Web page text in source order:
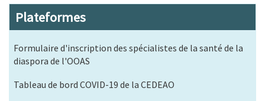
Plateformes
Formulaire d'inscription des spécialistes de la santé de la
diaspora de l'OOAS
Tableau de bord COVID-19 de la CEDEAO